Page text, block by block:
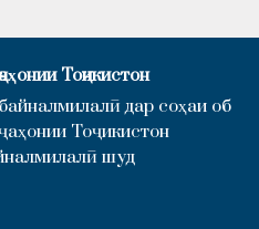
Тоҷикистон
дар соҳаи об
Тоҷикистон
шуд